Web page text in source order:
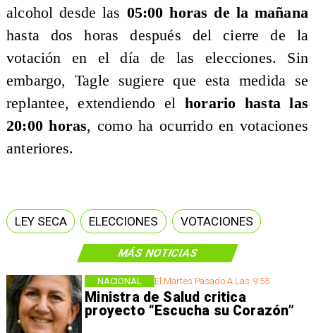
MÁS NOTICIAS
El Martes Pasado A Las 9:55
Ministra de Salud critica
proyecto “Escucha su Corazón”
NACIONAL
alcohol desde las 05:00 horas de la mañana
hasta dos horas después del cierre de la
votación en el día de las elecciones. Sin
embargo, Tagle sugiere que esta medida se
replantee, extendiendo elhorario hasta las
20:00 horas, como ha ocurrido en votaciones
anteriores.
LEY SECA ELECCIONES VOTACIONES